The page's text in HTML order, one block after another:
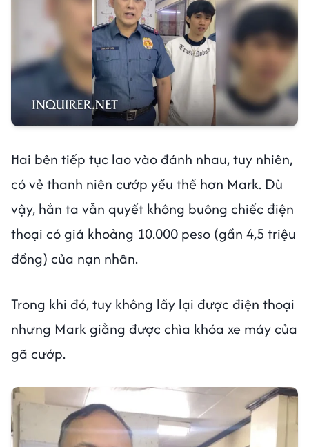
Hai bên tiếp tục lao vào đánh nhau, tuy nhiên,
có vẻ thanh niên cướp yếu thế hơn Mark. Dù
vậy, hắn ta vẫn quyết không buông chiếc điện
thoại có giá khoảng 10.000 peso (gần 4,5 triệu
đồng) của nạn nhân.
Trong khi đó, tuy không lấy lại được điện thoại
nhưng Mark giằng được chìa khóa xe máy của
gã cướp.